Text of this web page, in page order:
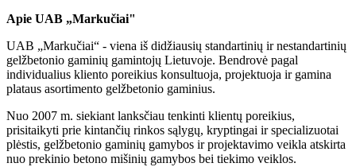
Apie UAB „Markučiai"
UAB „Markučiai“ - viena iš didžiausių standartinių ir nestandartinių
gelžbetonio gaminių gamintojų Lietuvoje. Bendrovė pagal
individualius kliento poreikius konsultuoja, projektuoja ir gamina
plataus asortimento gelžbetonio gaminius.
Nuo 2007 m. siekiant lanksčiau tenkinti klientų poreikius,
prisitaikyti prie kintančių rinkos sąlygų, kryptingai ir specializuotai
plėstis, gelžbetonio gaminių gamybos ir projektavimo veikla atskirta
nuo prekinio betono mišinių gamybos bei tiekimo veiklos.